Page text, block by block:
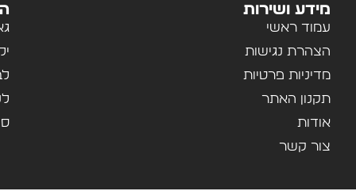
מידע ושירות
עמוד ראשי
הצהרת נגישות
מדיניות פרטיות
תקנון האתר
אודות
צור קשר